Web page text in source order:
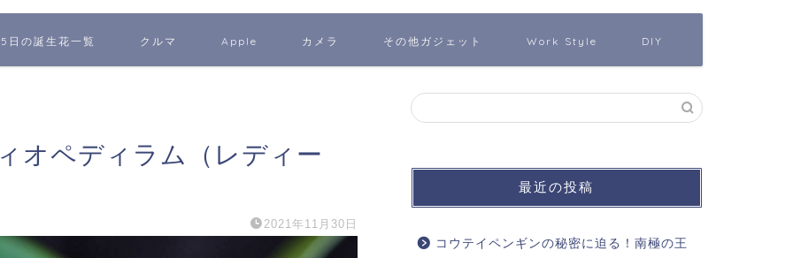
日の誕生花一覧 クルマ Apple カメラ その他ガジェット Work Style DIY
オペディラム（レディー
2021年11月30日
最近の投稿
コウテイペンギンの秘密に迫る！南極の王